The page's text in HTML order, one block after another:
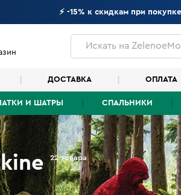
⚡ -15% к скидкам при
Искатьна
ДОСТАВКА ОПЛАТА
И ШАТРЫ СПАЛЬНИКИ
22 товара